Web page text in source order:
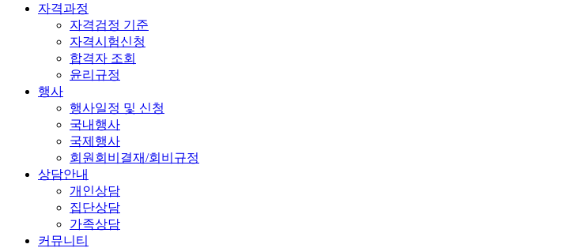
자격과정
자격검정 기준
자격시험신청
합격자 조회
윤리규정
행사
행사일정 및 신청
국내행사
국제행사
회원회비결재/회비규정
상담안내
개인상담
집단상담
가족상담
커뮤니티